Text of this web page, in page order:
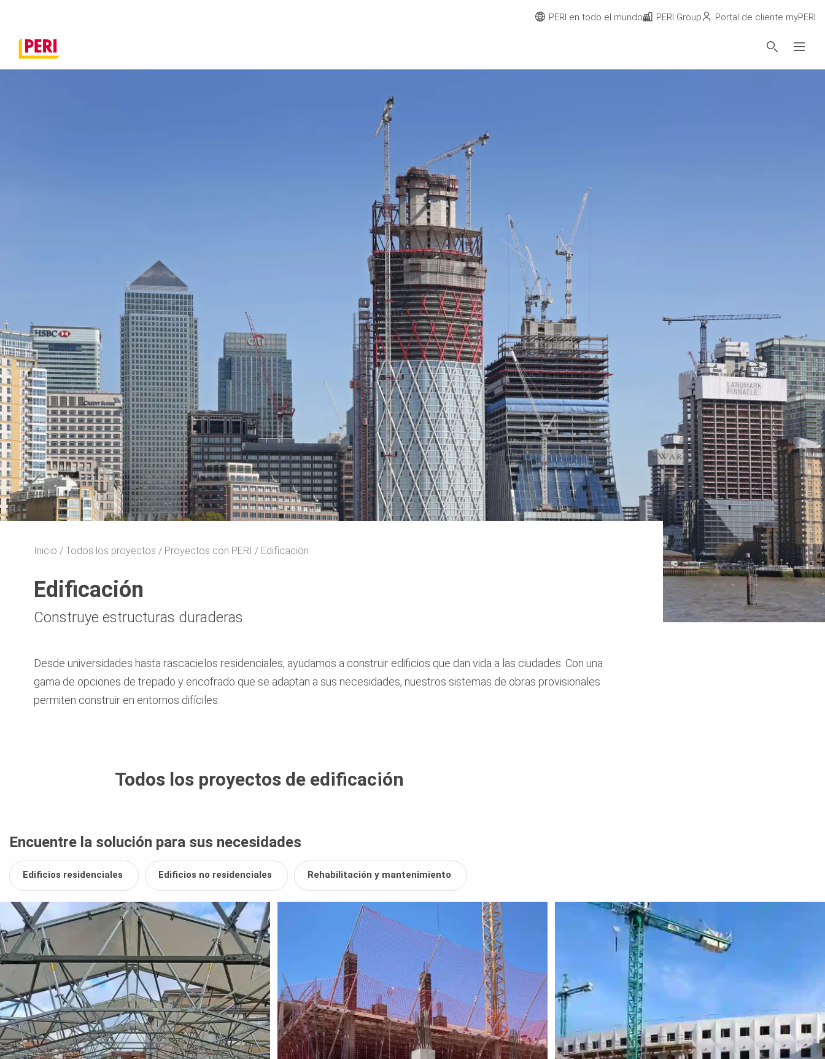
Inicio Todos los proyectos Proyectos con PERI Edificación
Edificación
Construye estructuras duraderas
Desde universidades hasta rascacielos residenciales, ayudamos a construir edificios que dan vida a las ciudades. Con una
gama de opciones de trepado y encofrado que se adaptan a sus necesidades, nuestros sistemas de obras provisionales
permiten construir en entornos difíciles.
Todos los proyectos de edificación
Encuentre la solución para sus necesidades
Edificios residenciales Edificios no residenciales Rehabilitación y mantenimiento
PERI en todo el mundo PERI Group Portal de cliente myPERI